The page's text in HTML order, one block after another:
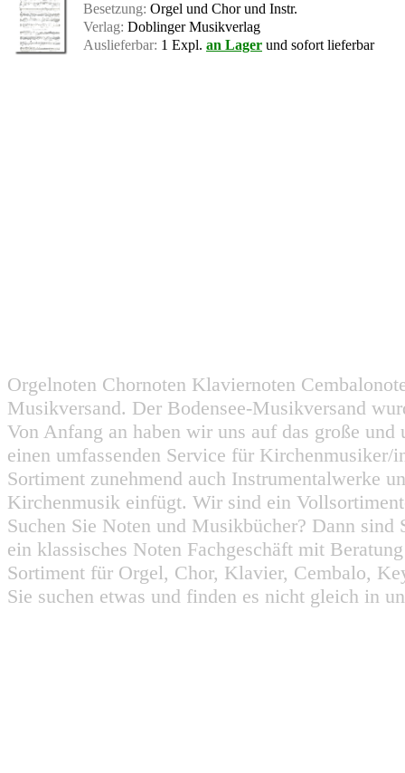
Besetzung: Orgel und Chor und Instr.
Verlag: Doblinger Musikverlag
Auslieferbar: 1 Expl. an Lager und sofort lieferbar
Orgelnoten Chornoten Klaviernoten
Musikversand. Der Bodensee-Musikversand
Von Anfang an haben wir uns auf das große
einen umfassenden Service für
Sortiment zunehmend auch Instrumentalwerke
Kirchenmusik einfügt. Wir sind ein
Suchen Sie Noten und Musikbücher? Dann
ein klassisches Noten Fachgeschäft mit
Sortiment für Orgel, Chor, Klavier, Cembalo,
Sie suchen etwas und finden es nicht gleich in